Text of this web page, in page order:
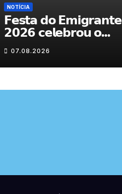
NOTÍCIA
𝗙𝗲𝘀𝘁𝗮 𝗱𝗼 𝗘𝗺𝗶𝗴𝗿𝗮𝗻𝘁𝗲
𝟮𝟬𝟮𝟲 𝗰𝗲𝗹𝗲𝗯𝗿𝗼𝘂 𝗼
𝗿𝗲𝗲𝗻𝗰𝗼𝗻𝘁𝗿𝗼 𝗲 𝗼𝘀
𝗹𝗮𝗰̧𝗼𝘀 𝗾𝘂𝗲 𝘂𝗻𝗲𝗺
𝗠𝘂𝗿𝗰̧𝗮
07.08.2026